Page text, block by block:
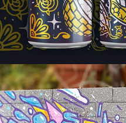
Small wall custom